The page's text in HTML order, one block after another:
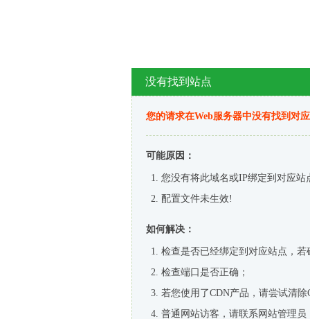
没有找到站点
您的请求在Web服务器中没有找到对
可能原因：
您没有将此域名或IP绑定到对应站
配置文件未生效!
如何解决：
检查是否已经绑定到对应站点，
检查端口是否正确；
若您使用了CDN产品，请尝试清除
普通网站访客，请联系网站管理员